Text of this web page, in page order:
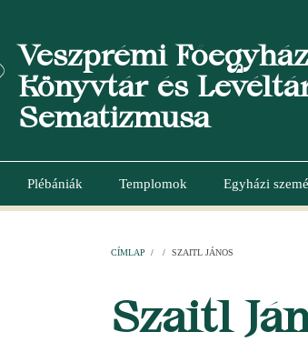
Veszprémi
Könyvtár és
Sematizmusa
Plébániák Templomok Egyházi
CÍMLAP / / SZAITL JÁNOS
Szaitl